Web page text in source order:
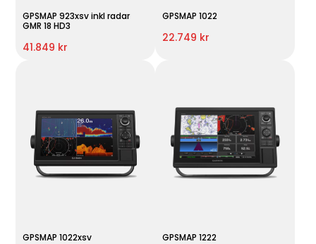
GPSMAP 923xsv inkl radar
GMR 18 HD3
41.849 kr
GPSMAP 1022
22.749 kr
GPSMAP 1022xsv GPSMAP 1222